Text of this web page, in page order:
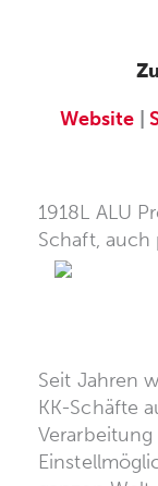
Website
1918L ALU
Schaft,
Seit Jahren
KK-Schäfte